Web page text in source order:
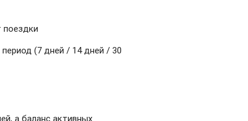
поездки
(7 дней / 14 дней / 30
а баланс активных